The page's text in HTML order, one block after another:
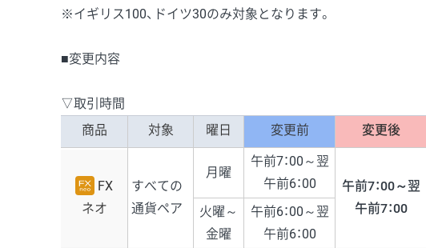
※イギリス100、ドイツ30のみ対象となります。
■変更内容
▽取引時間
商品
対象 曜日 変更前 変更後
FX
ネオ
すべての
通貨ペア
月曜
午前7：00～翌
午前6：00
午前7：00～翌
午前7：00
火曜～
金曜
午前6：00～翌
午前6：00